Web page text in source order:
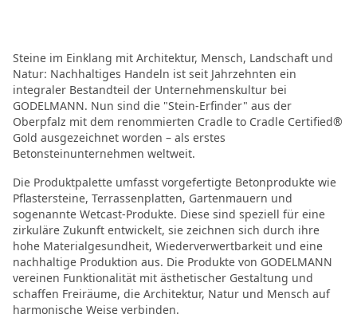
Steine im Einklang mit Architektur, Mensch, Landschaft und
Natur: Nachhaltiges Handeln ist seit Jahrzehnten ein
integraler Bestandteil der Unternehmenskultur bei
GODELMANN. Nun sind die "Stein-Erfinder" aus der
Oberpfalz mit dem renommierten Cradle to Cradle Certified®
Gold ausgezeichnet worden – als erstes
Betonsteinunternehmen weltweit.
Die Produktpalette umfasst vorgefertigte Betonprodukte wie
Pflastersteine, Terrassenplatten, Gartenmauern und
sogenannte Wetcast-Produkte. Diese sind speziell für eine
zirkuläre Zukunft entwickelt, sie zeichnen sich durch ihre
hohe Materialgesundheit, Wiederverwertbarkeit und eine
nachhaltige Produktion aus. Die Produkte von GODELMANN
vereinen Funktionalität mit ästhetischer Gestaltung und
schaffen Freiräume, die Architektur, Natur und Mensch auf
harmonische Weise verbinden.